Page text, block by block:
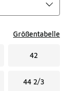
Größentabelle
42
44 2/3